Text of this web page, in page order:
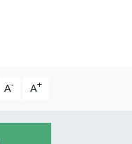
A- A+